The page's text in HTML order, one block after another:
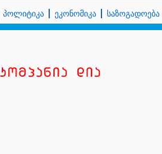
პოლიტიკა ეკონომიკა საზოგადოება